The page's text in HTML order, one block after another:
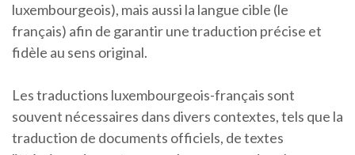
luxembourgeois), mais aussi la langue cible (le
français) afin de garantir une traduction précise et
fidèle au sens original.
Les traductions luxembourgeois-français sont
souvent nécessaires dans divers contextes, tels que la
traduction de documents officiels, de textes